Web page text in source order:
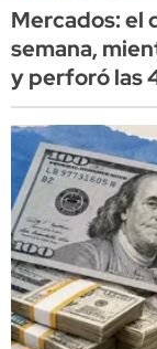
Mercados: el
semana,
y perforó las